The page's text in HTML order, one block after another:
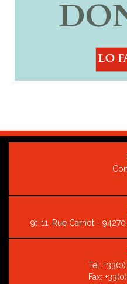
9t-11, Rue Carnot -
Tel:
Fax: